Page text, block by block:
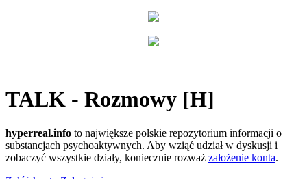
TALK - Rozmowy [H]
hyperreal.info to największe polskie repozytorium informacji o
substancjach psychoaktywnych. Aby wziąć udział w dyskusji i
zobaczyć wszystkie działy, koniecznie rozważ założenie konta.